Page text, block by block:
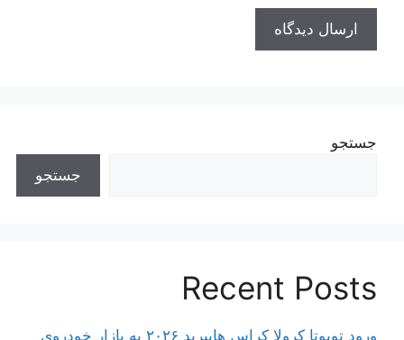
جستجو
جستجو
Recent Posts
ورود تویوتا کرولا کراس هایبرید ۲۰۲۶ به بازار خودروی